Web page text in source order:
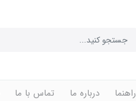
راهنما درباره ما تماس با ما